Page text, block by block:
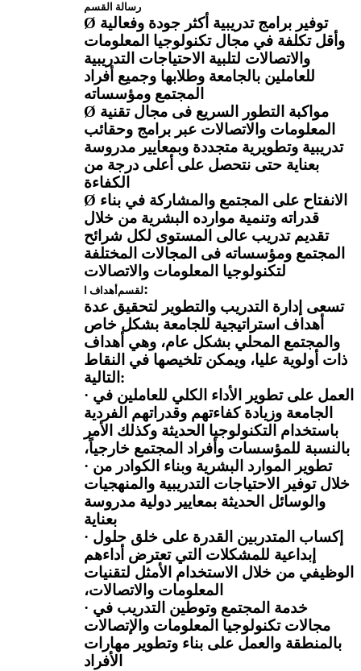
رسالة القسم
Ø توفير برامج تدريبية أكثر جودة وفعالية
وأقل تكلفة في مجال تكنولوجيا المعلومات
والاتصالات لتلبية الاحتياجات التدريبية
للعاملين بالجامعة وطلابها وجميع أفراد
المجتمع ومؤسساته
Ø مواكبة التطور السريع فى مجال تقنية
المعلومات والاتصالات عبر برامج وحقائب
تدريبية وتطويرية متجددة وبمعايير مدروسة
بعناية حتى نتحصل على أعلى درجة من
الكفاءة
Ø الانفتاح على المجتمع والمشاركة في بناء
قدراته وتنمية موارده البشرية من خلال
تقديم تدريب عالى المستوى لكل شرائح
المجتمع ومؤسساته فى المجالات المختلفة
لتكنولوجيا المعلومات والاتصالات
أهداف ا لقسم:
تسعى إدارة التدريب والتطوير لتحقيق عدة
أهداف استراتيجية للجامعة بشكل خاص
والمجتمع المحلي بشكل عام، وهي أهداف
ذات أولوية عليا، ويمكن تلخيصها في النقاط
التالية :
· العمل على تطوير الأداء الكلي للعاملين في
الجامعة وزيادة كفاءتهم وقدراتهم الفردية
باستخدام التكنولوجيا الحديثة وكذلك الأمر
بالنسبة للمؤسسات وأفراد المجتمع خارجياً،
· تطوير الموارد البشرية وبناء الكوادر من
خلال توفير الاحتياجات التدريبية والمنهجيات
والوسائل الحديثة بمعايير دولية مدروسة
بعناية
· إكساب المتدربين القدرة على خلق حلول
إبداعية للمشكلات التي تعترض أداءهم
الوظيفي من خلال الاستخدام الأمثل لتقنيات
المعلومات والاتصالات،
· خدمة المجتمع وتوطين التدريب في
مجالات تكنولوجيا المعلومات والإتصالات
بالمنطقة والعمل على بناء وتطوير مهارات
الأفراد